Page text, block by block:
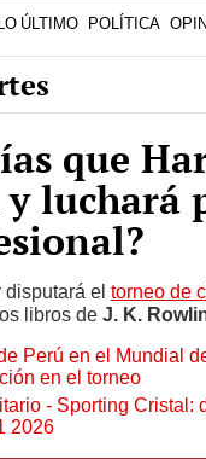
LO ÚLTIMO POLÍTICA
que
y luchará
disputará el torneo de
libros de J. K.
Perú en el Mundial
en el torneo
- Sporting Cristal:
2026